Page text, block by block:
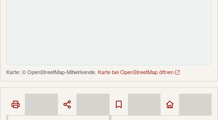
Karte: © OpenStreetMap-Mitwirkende. Karte bei OpenStreetMap öffnen